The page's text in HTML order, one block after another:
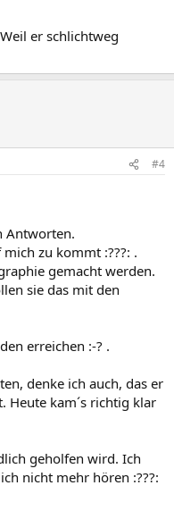
er schlichtweg
#4
Antworten.
zu kommt :???: .
gemacht werden.
sie das mit den
erreichen :-? .
denke ich auch, das er
Heute kam´s richtig klar
geholfen wird. Ich
nicht mehr hören :???: